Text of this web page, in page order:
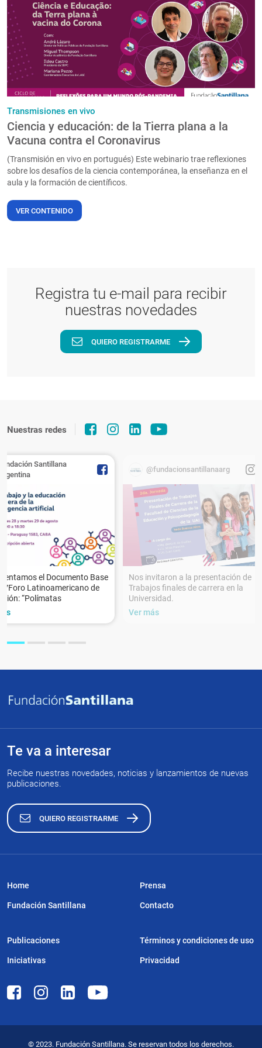
PT
Transmisiones en vivo
Ciencia y educación: de la Tierra plana a la
Vacuna contra el Coronavirus
(Transmisión en vivo en portugués) Este webinario trae reflexiones
sobre los desafíos de la ciencia contemporánea, la enseñanza en el
aula y la formación de científicos.
VER CONTENIDO
Registra tu e-mail para recibir
nuestras novedades
QUIERO REGISTRARME
Nuestras redes
Santillana
el Documento Base
Latinoamericano de
“Polímatas
@fundacionsantillanaarg
Nos invitaron a la presentación de
Trabajos finales de carrera en la
Universidad.
Ver más
Te va a interesar
Recibe nuestras novedades, noticias y lanzamientos de nuevas
publicaciones.
QUIERO REGISTRARME
Home
Fundación Santillana
Publicaciones
Iniciativas
Prensa
Contacto
Términos y condiciones de uso
Privacidad
© 2023. Fundación Santillana. Se reservan todos los derechos.